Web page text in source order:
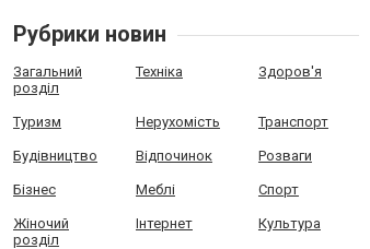
Рубрики новин
Загальний
розділ
Техніка Здоров'я
Туризм Нерухомість Транспорт
Будівництво Відпочинок Розваги
Бізнес Меблі Спорт
Жіночий
розділ
Інтернет Культура